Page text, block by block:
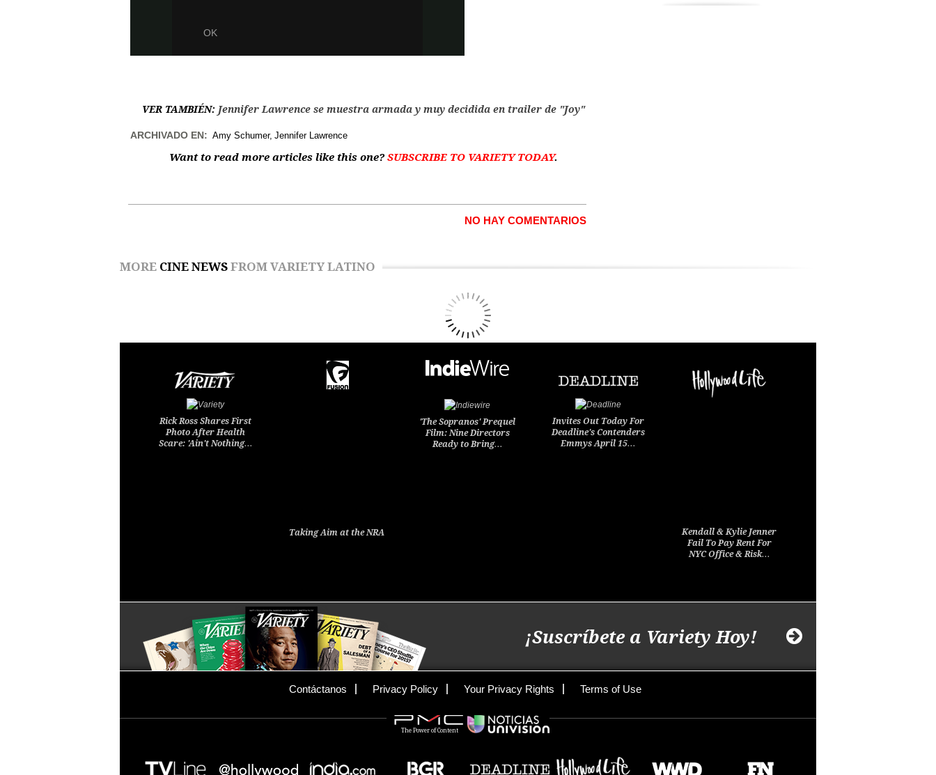
VER TAMBIÉN: Jennifer Lawrence se muestra armada y muy decidida en trailer de "Joy"
ARCHIVADO EN: Amy Schumer Jennifer Lawrence
Want to read more articles like this one?SUBSCRIBE TO VARIETY TODAY.
NO HAY COMENTARIOS
MORE CINE NEWS FROM VARIETY LATINO
Rick Ross Shares First
Photo After Health
Scare: 'Ain't Nothing…
Taking Aim at the NRA
'The Sopranos' Prequel
Film: Nine Directors
Ready to Bring…
Invites Out Today For
Deadline's Contenders
Emmys April 15…
Kendall & Kylie Jenner
Fail To Pay Rent For
NYC Office & Risk…
¡Suscríbete a Variety Hoy!
Contáctanos Privacy Policy Your Privacy Rights Terms of Use
The Power of Content